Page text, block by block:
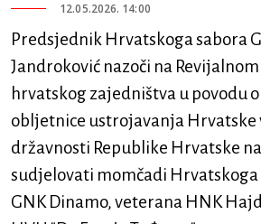
12.05.2026. 14:00
Predsjednik Hrvatskoga sabora
Jandroković nazoči na
hrvatskog zajedništva u povodu
obljetnice ustrojavanja Hrvatske
državnosti Republike Hrvatske
sudjelovati momčadi
GNK Dinamo, veterana HNK